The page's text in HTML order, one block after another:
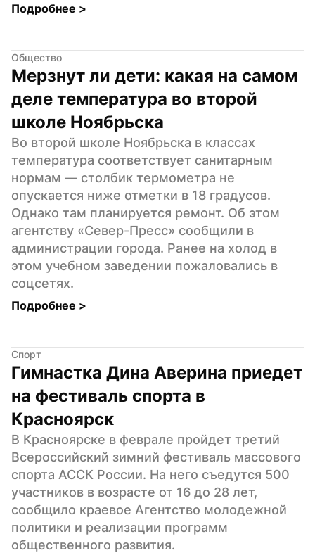
Подробнее >
Общество
Мерзнут ли дети: какая на самом
деле температура во второй
школе Ноябрьска
Во второй школе Ноябрьска в классах
температура соответствует санитарным
нормам — столбик термометра не
опускается ниже отметки в 18 градусов.
Однако там планируется ремонт. Об этом
агентству «Север-Пресс» сообщили в
администрации города. Ранее на холод в
этом учебном заведении пожаловались в
соцсетях.
Подробнее >
Спорт
Гимнастка Дина Аверина приедет
на фестиваль спорта в
Красноярск
В Красноярске в феврале пройдет третий
Всероссийский зимний фестиваль массового
спорта АССК России. На него съедутся 500
участников в возрасте от 16 до 28 лет,
сообщило краевое Агентство молодежной
политики и реализации программ
общественного развития.